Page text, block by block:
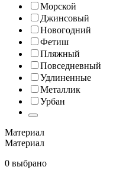
Морской
Джинсовый
Новогодний
Фетиш
Пляжный
Повседневный
Удлиненные
Металлик
Урбан
Материал
Материал
0 выбрано